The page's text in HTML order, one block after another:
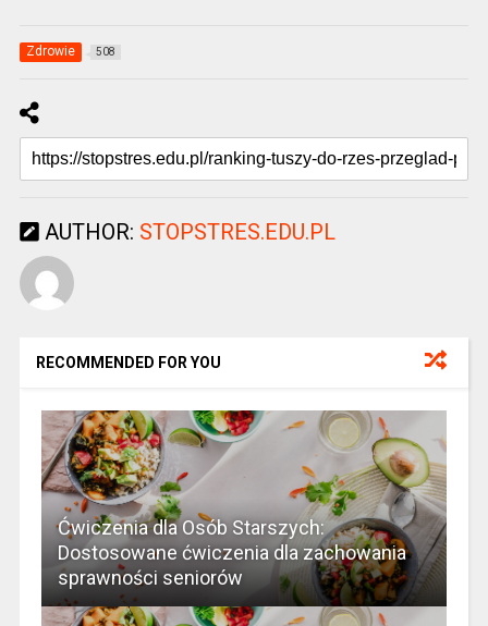
Zdrowie 508
AUTHOR: STOPSTRES.EDU.PL
RECOMMENDED FOR YOU
Ćwiczenia dla Osób Starszych:
Dostosowane ćwiczenia dla zachowania
sprawności seniorów